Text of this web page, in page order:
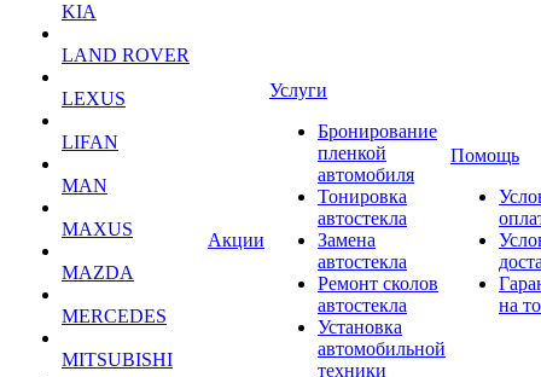
KIA
LAND ROVER
LEXUS
LIFAN
MAN
MAXUS
MAZDA
MERCEDES
MITSUBISHI
Акции
Услуги
Бронирование
пленкой
автомобиля
Тонировка
автостекла
Замена
автостекла
Ремонт сколов
автостекла
Установка
автомобильной
техники
Помощь
на